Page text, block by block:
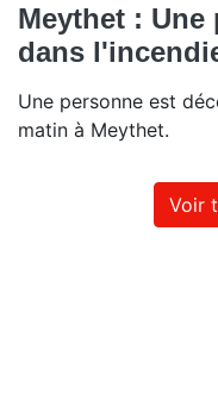
Meythet : Une
dans
Une personne est
matin à Meythet.
Voir